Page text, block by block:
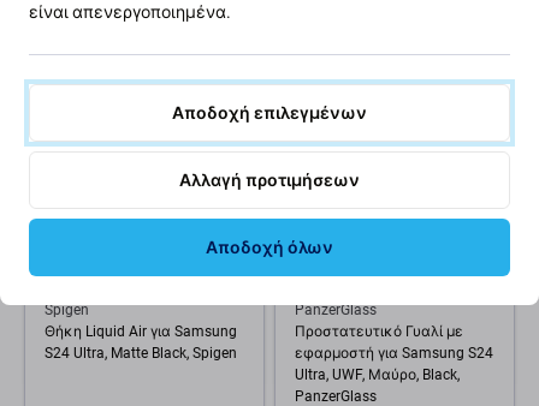
ΠΑΡΑΓΓΕΛΊΑ
Spigen
Θήκη Liquid Air για Samsung
S24 Ultra, Matte Black, Spigen
PanzerGlass
Προστατευτικό Γυαλί με
εφαρμοστή για Samsung S24
Ultra, UWF, Μαύρο, Black,
PanzerGlass
είναι απενεργοποιημένα.
Αποδοχή επιλεγμένων
Αλλαγή προτιμήσεων
Αποδοχή όλων